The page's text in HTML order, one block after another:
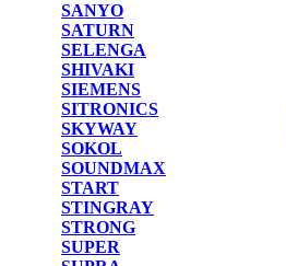
SANYO
SATURN
SELENGA
SHIVAKI
SIEMENS
SITRONICS
SKYWAY
SOKOL
SOUNDMAX
START
STINGRAY
STRONG
SUPER